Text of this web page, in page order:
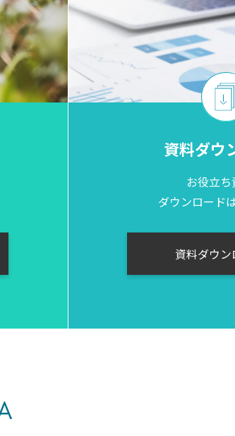
資料ダウ
お役立ち
ダウンロード
資料ダウン